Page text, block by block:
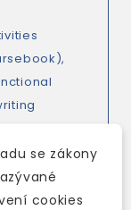
se zákony
cookies